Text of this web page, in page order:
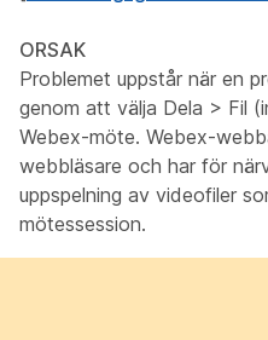
ORSAK
Problemet uppstår när en
genom att välja Dela > Fil
Webex-möte. Webex-
webbläsare och har för
uppspelning av videofiler
mötessession.